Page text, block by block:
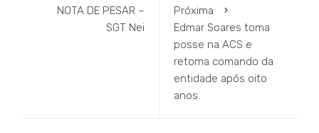
NOTA DE PESAR –
SGT Nei
Próxima
Edmar Soares toma
posse na ACS e
retoma comando da
entidade após oito
anos